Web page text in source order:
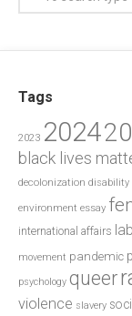
Tags
2023 2024
black lives
decolonization disability
environment essay
international affairs
movement pandemic
psychology queer
violence slavery